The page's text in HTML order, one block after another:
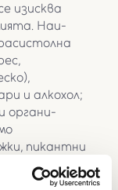
изисква
Наи-
и алкохол;
органи-
пикантни
проблеми с
лекувано